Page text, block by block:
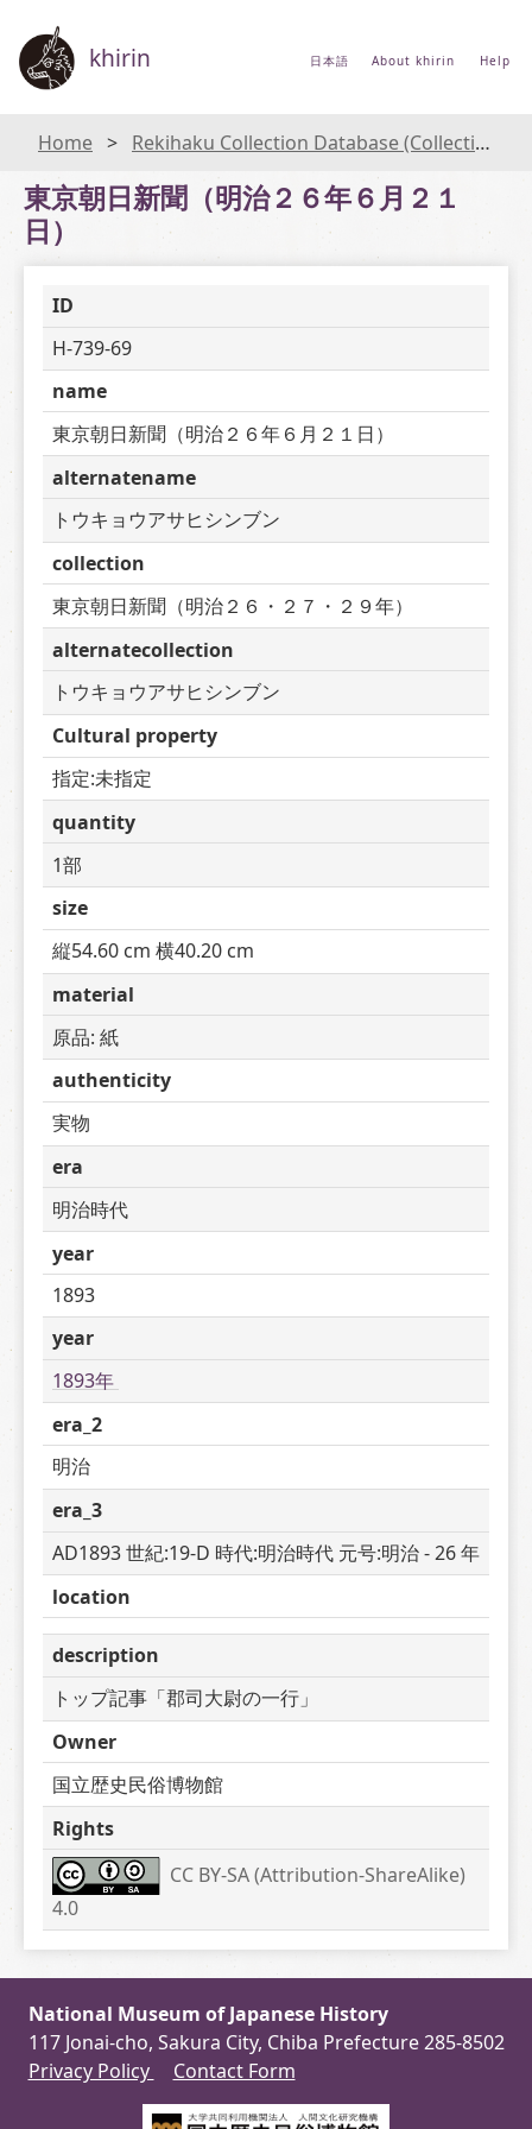
khirin 日本語 About khirin Help
Home Rekihaku Collection Database (Collections Database of the National Museum of Japanese History)
東京朝日新聞（明治２６年６月２１
日）
ID
H-739-69
name
東京朝日新聞（明治２６年６月２１日）
alternatename
トウキョウアサヒシンブン
collection
東京朝日新聞（明治２６・２７・２９年）
alternatecollection
トウキョウアサヒシンブン
Cultural property
指定:未指定
quantity
1部
size
縦54.60 cm 横40.20 cm
material
原品: 紙
authenticity
実物
era
明治時代
year
1893
year
1893年
era_2
明治
era_3
AD1893 世紀:19-D 時代:明治時代 元号:明治 - 26 年
location
description
トップ記事「郡司大尉の一行」
Owner
国立歴史民俗博物館
Rights
CC BY-SA (Attribution-ShareAlike)
4.0
National Museum of Japanese History
117 Jonai-cho, Sakura City, Chiba Prefecture 285-8502
Privacy Policy
Contact Form